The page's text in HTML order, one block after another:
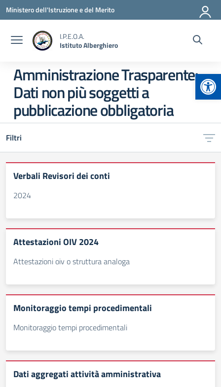
Vai ai contenuti
Vai al menu di navigazione
Vai al footer
Ministero dell'Istruzione e del Merito
I.P.E.O.A.
Istituto Alberghiero
Amministrazione Trasparente:
Dati non più soggetti a
pubblicazione obbligatoria
Filtri
Verbali Revisori dei conti
2024
Attestazioni OIV 2024
Attestazioni oiv o struttura analoga
Monitoraggio tempi procedimentali
Monitoraggio tempi procedimentali
Dati aggregati attività amministrativa